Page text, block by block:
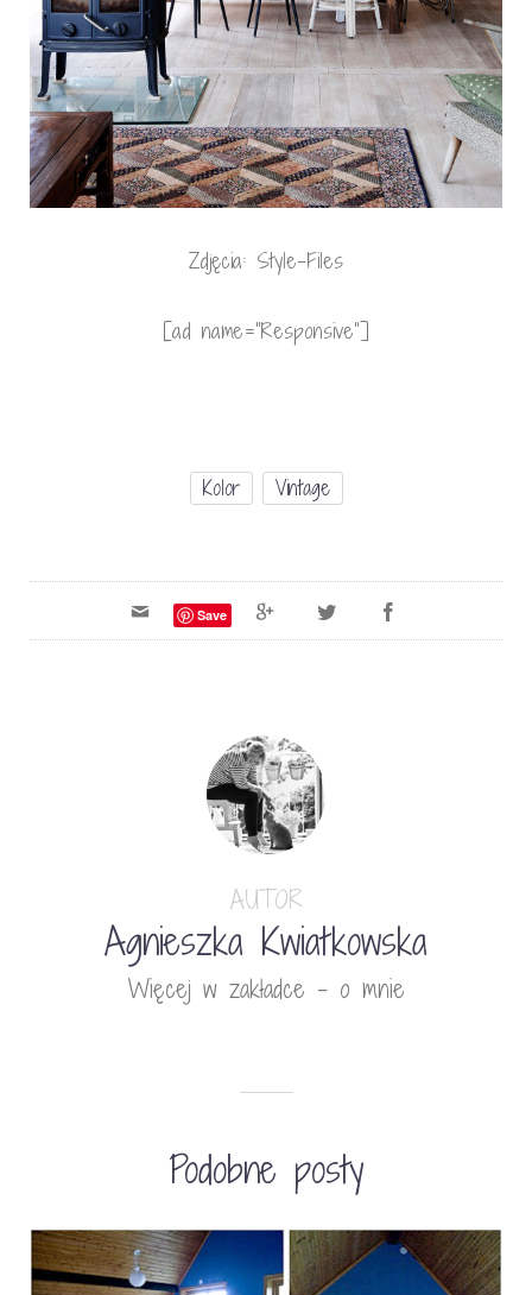
Zdjęcia: Style-Files
[ad name=”Responsive”]
Kolor Vintage
Save
AUTOR
Agnieszka Kwiatkowska
Więcej w zakładce - o mnie
Podobne posty